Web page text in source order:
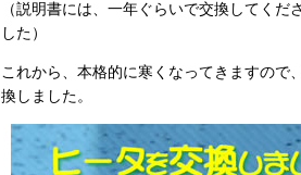
（説明書には、一年ぐらいで交換してくだ
した）
これから、本格的に寒くなってきますので
換しました。